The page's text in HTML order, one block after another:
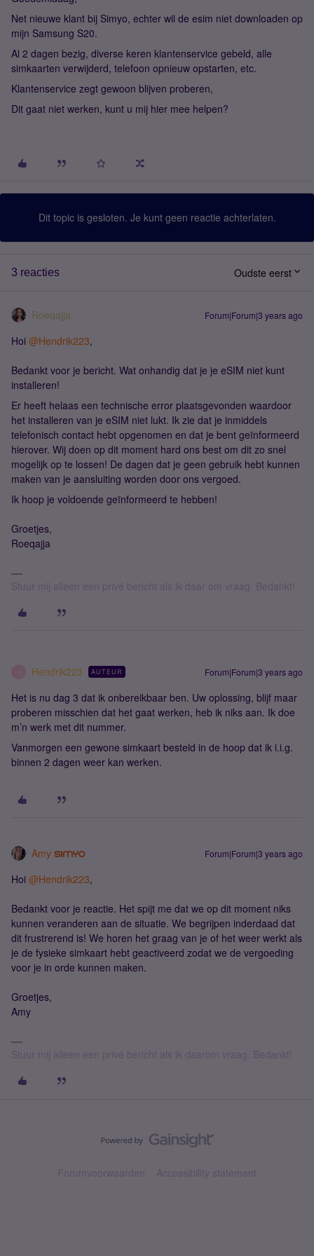
Net nieuwe klant bij Simyo, echter wil de esim niet downloaden op
mijn Samsung S20.
Al 2 dagen bezig, diverse keren klantenservice gebeld, alle
simkaarten verwijderd, telefoon opnieuw opstarten, etc.
Klantenservice zegt gewoon blijven proberen,
Dit gaat niet werken, kunt u mij hier mee helpen?
Dit topic is gesloten. Je kunt geen reactie achterlaten.
3 reacties Oudste eerst
Roeqajja Forum|Forum|3 years ago
Hoi @Hendrik223,
Bedankt voor je bericht. Wat onhandig dat je je eSIM niet kunt
installeren!
Er heeft helaas een technische error plaatsgevonden waardoor
het installeren van je eSIM niet lukt. Ik zie dat je inmiddels
telefonisch contact hebt opgenomen en dat je bent geïnformeerd
hierover. Wij doen op dit moment hard ons best om dit zo snel
mogelijk op te lossen! De dagen dat je geen gebruik hebt kunnen
maken van je aansluiting worden door ons vergoed.
Ik hoop je voldoende geïnformeerd te hebben!
Groetjes,
Roeqajja
Stuur mij alleen een privé bericht als ik daar om vraag. Bedankt!
Hendrik223 AUTEUR Forum|Forum|3 years ago
Het is nu dag 3 dat ik onbereikbaar ben. Uw oplossing, blijf maar
proberen misschien dat het gaat werken, heb ik niks aan. Ik doe
m’n werk met dit nummer.
Vanmorgen een gewone simkaart besteld in de hoop dat ik i.i.g.
binnen 2 dagen weer kan werken.
Amy Forum|Forum|3 years ago
Hoi @Hendrik223,
Bedankt voor je reactie. Het spijt me dat we op dit moment niks
kunnen veranderen aan de situatie. We begrijpen inderdaad dat
dit frustrerend is! We horen het graag van je of het weer werkt als
je de fysieke simkaart hebt geactiveerd zodat we de vergoeding
voor je in orde kunnen maken.
Groetjes,
Amy
Stuur mij alleen een privé bericht als ik daarom vraag. Bedankt!
Forumvoorwaarden Accessibility statement